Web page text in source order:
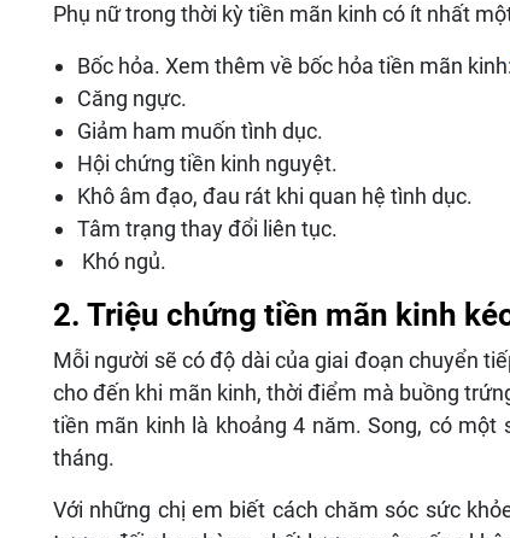
Phụ nữ trong thời kỳ tiền mãn kinh có ít nhất
Bốc hỏa. Xem thêm về bốc hỏa tiền mãn kinh:
Căng ngực.
Giảm ham muốn tình dục.
Hội chứng tiền kinh nguyệt.
Khô âm đạo, đau rát khi quan hệ tình dục.
Tâm trạng thay đổi liên tục.
Khó ngủ.
2. Triệu chứng tiền mãn kinh
Mỗi người sẽ có độ dài của giai đoạn chuyển
cho đến khi mãn kinh, thời điểm mà buồng
tiền mãn kinh là khoảng 4 năm. Song, có
tháng.
Với những chị em biết cách chăm sóc sức